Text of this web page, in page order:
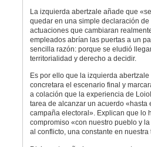
La izquierda abertzale añade que
quedar en una simple declaración
actuaciones que cambiaran
empleados abrían las puertas a un
sencilla razón: porque se eludió
territorialidad y derecho a decidir.
Es por ello que la izquierda
concretara el escenario final y
a colación que la experiencia de
tarea de alcanzar un acuerdo
campaña electoral». Explican que lo
compromiso «con nuestro pueblo y
al conflicto, una constante en nuestra